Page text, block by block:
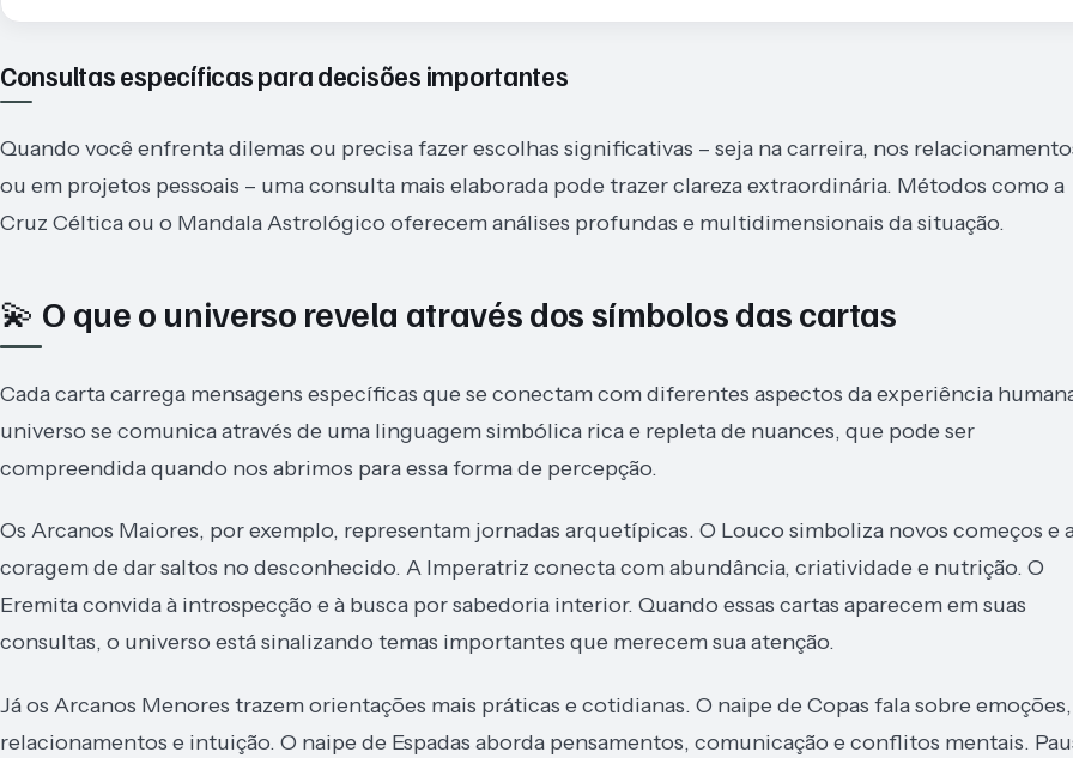
Consultas específicas para decisões importantes
Quando você enfrenta dilemas ou precisa fazer escolhas significativas – seja na carreira, nos
ou em projetos pessoais – uma consulta mais elaborada pode trazer clareza extraordinária. Métodos como a
Cruz Céltica ou o Mandala Astrológico oferecem análises profundas e multidimensionais da situação.
💫 O que o universo revela através dos símbolos das cartas
Cada carta carrega mensagens específicas que se conectam com diferentes aspectos da experiência
universo se comunica através de uma linguagem simbólica rica e repleta de nuances, que pode ser
compreendida quando nos abrimos para essa forma de percepção.
Os Arcanos Maiores, por exemplo, representam jornadas arquetípicas. O Louco simboliza novos começos e
coragem de dar saltos no desconhecido. A Imperatriz conecta com abundância, criatividade e nutrição. O
Eremita convida à introspecção e à busca por sabedoria interior. Quando essas cartas aparecem em suas
consultas, o universo está sinalizando temas importantes que merecem sua atenção.
Já os Arcanos Menores trazem orientações mais práticas e cotidianas. O naipe de Copas fala sobre emoções,
relacionamentos e intuição. O naipe de Espadas aborda pensamentos, comunicação e conflitos mentais.